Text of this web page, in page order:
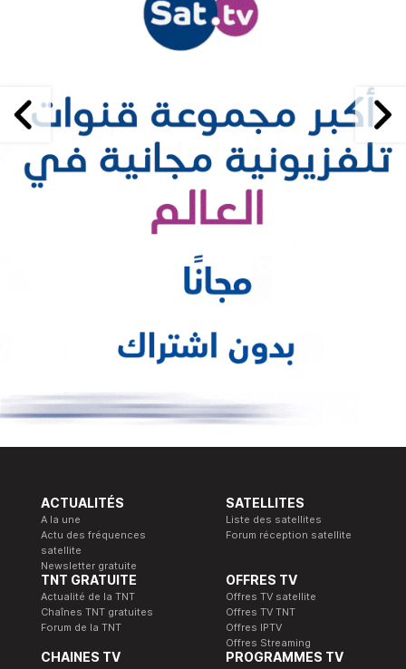
ACTUALITÉS
A la une
Actu des fréquences
satellite
Newsletter gratuite
SATELLITES
Liste des satellites
Forum réception satellite
TNT GRATUITE
Actualité de la TNT
Chaînes TNT gratuites
Forum de la TNT
OFFRES TV
Offres TV satellite
Offres TV TNT
Offres IPTV
Offres Streaming
CHAINES TV PROGRAMMES TV